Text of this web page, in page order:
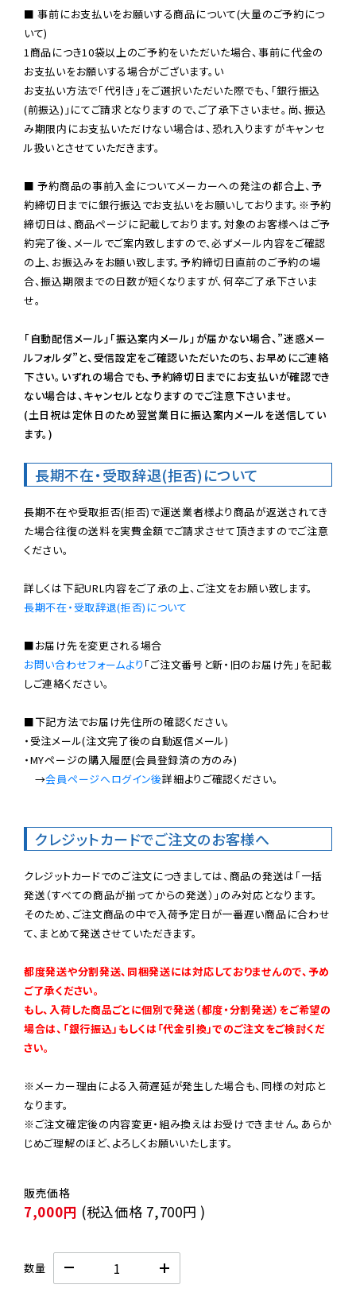
■ 事前にお支払いをお願いする商品について(大量のご予約につ
いて)
1商品につき10袋以上のご予約をいただいた場合、事前に代金の
お支払いをお願いする場合がございます。い
お支払い方法で「代引き」をご選択いただいた際でも、「銀行振込
(前振込)」にてご請求となりますので、ご了承下さいませ。尚、振込
み期限内にお支払いただけない場合は、恐れ入りますがキャンセ
ル扱いとさせていただきます。
■ 予約商品の事前入金についてメーカーへの発注の都合上、予
約締切日までに銀行振込でお支払いをお願いしております。※予約
締切日は、商品ページに記載しております。対象のお客様へはご予
約完了後、メールでご案内致しますので、必ずメール内容をご確認
の上、お振込みをお願い致します。予約締切日直前のご予約の場
合、振込期限までの日数が短くなりますが、何卒ご了承下さいま
せ。
「自動配信メール」「振込案内メール」が届かない場合、”迷惑メー
ルフォルダ”と、受信設定をご確認いただいたのち、お早めにご連絡
下さい。いずれの場合でも、予約締切日までにお支払いが確認でき
ない場合は、キャンセルとなりますのでご注意下さいませ。
(土日祝は定休日のため翌営業日に振込案内メールを送信してい
ます。)
長期不在・受取辞退(拒否)について
長期不在や受取拒否(拒否)で運送業者様より商品が返送されてき
た場合往復の送料を実費金額でご請求させて頂きますのでご注意
ください。
長期不在・受取辞退(拒否)について
お問い合わせフォームより 「ご注文番号と新・旧のお届け先」を記載
しご連絡ください。
■下記方法でお届け先住所の確認ください。
・受注メール(注文完了後の自動返信メール)
・MYページの購入履歴(会員登録済の方のみ)
→会員ページへログイン後詳細よりご確認ください。
クレジットカードでご注文のお客様へ
クレジットカードでのご注文につきましては、商品の発送は「一括
発送（すべての商品が揃ってからの発送）」のみ対応となります。
そのため、ご注文商品の中で入荷予定日が一番遅い商品に合わせ
て、まとめて発送させていただきます。
都度発送や分割発送、同梱発送には対応しておりませんので、予め
ご了承ください。
もし、入荷した商品ごとに個別で発送（都度・分割発送）をご希望の
場合は、「銀行振込」もしくは「代金引換」でのご注文をご検討くだ
さい。
※メーカー理由による入荷遅延が発生した場合も、同様の対応と
なります。
※ご注文確定後の内容変更・組み換えはお受けできません。あらか
じめご理解のほど、よろしくお願いいたします。
7,000円 (税込価格 7,700円 )
数量